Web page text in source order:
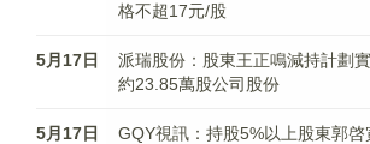
格不超17元/股
5月17日
派瑞股份：股東王正鳴減持計劃
約23.85萬股公司股份
5月17日
GQY視訊：持股5%以上股東郭